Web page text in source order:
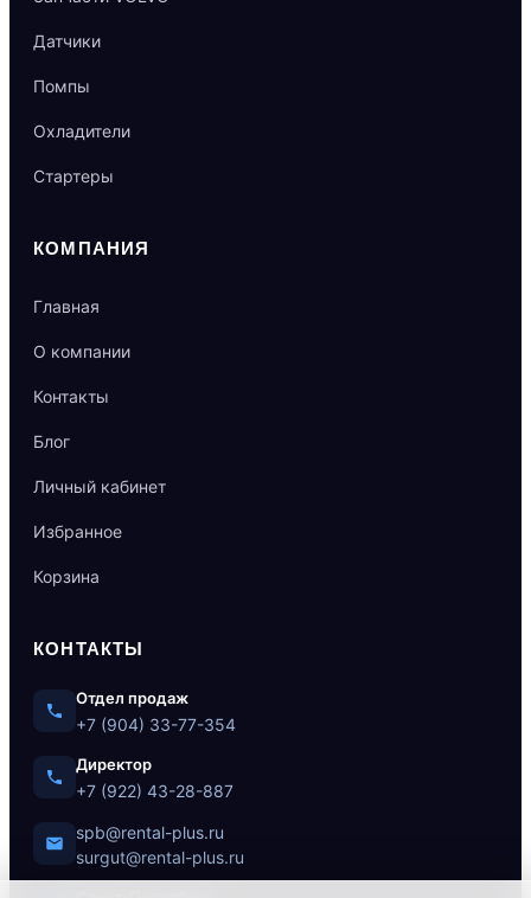
Датчики
Помпы
Охладители
Стартеры
КОМПАНИЯ
Главная
О компании
Контакты
Блог
Личный кабинет
Избранное
Корзина
КОНТАКТЫ
Отдел продаж
+7 (904) 33-77-354
Директор
+7 (922) 43-28-887
spb@rental-plus.ru
surgut@rental-plus.ru